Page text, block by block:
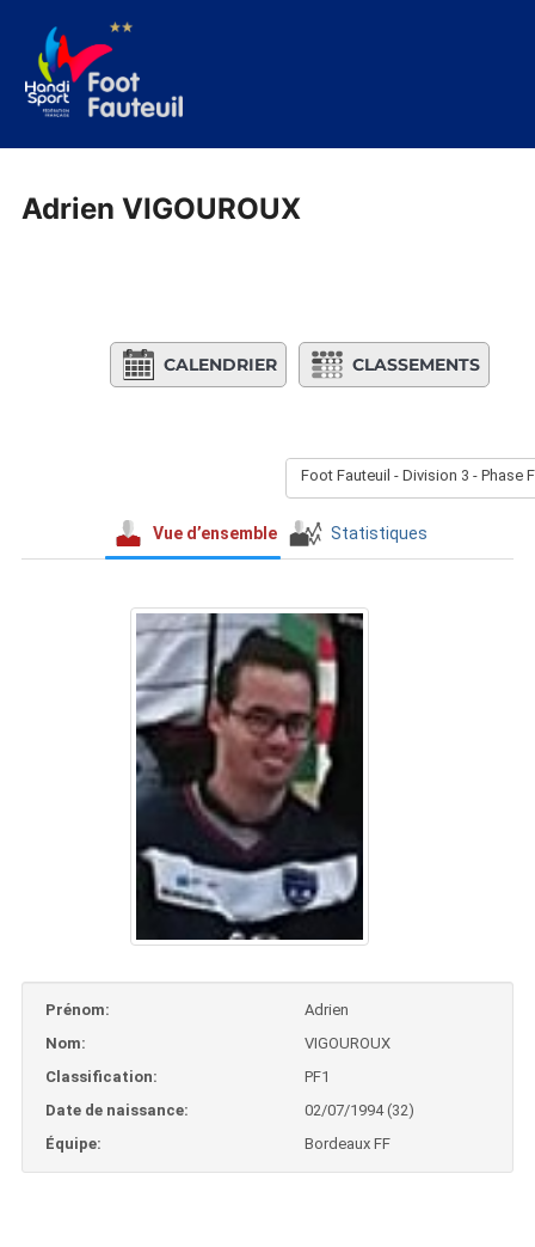
contenu
Adrien VIGOUROUX
CALENDRIER CLASSEMENTS
Foot Fauteuil - Division 3 - Phase
Vue d’ensemble Statistiques
Prénom:
Adrien
Nom:
VIGOUROUX
Classification:
PF1
Date de naissance:
02/07/1994 (32)
Équipe:
Bordeaux FF